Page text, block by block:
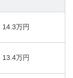
14.3万円
13.4万円